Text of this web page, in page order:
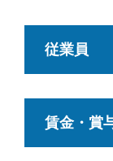
従業員
賃金・賞